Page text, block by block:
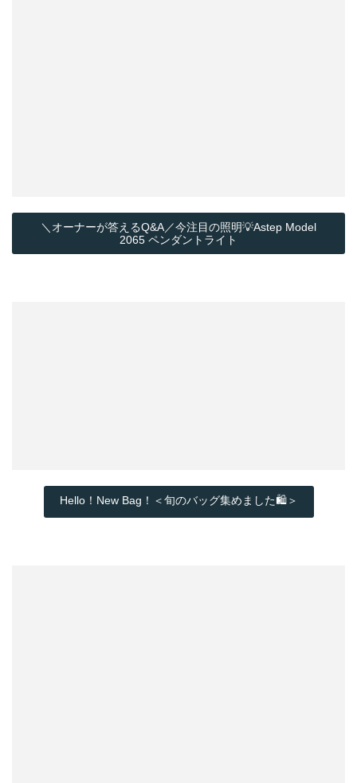
＼オーナーが答えるQ&A／今注目の照明💡Astep Model
2065 ペンダントライト
Hello！New Bag！＜旬のバッグ集めました🛍️＞